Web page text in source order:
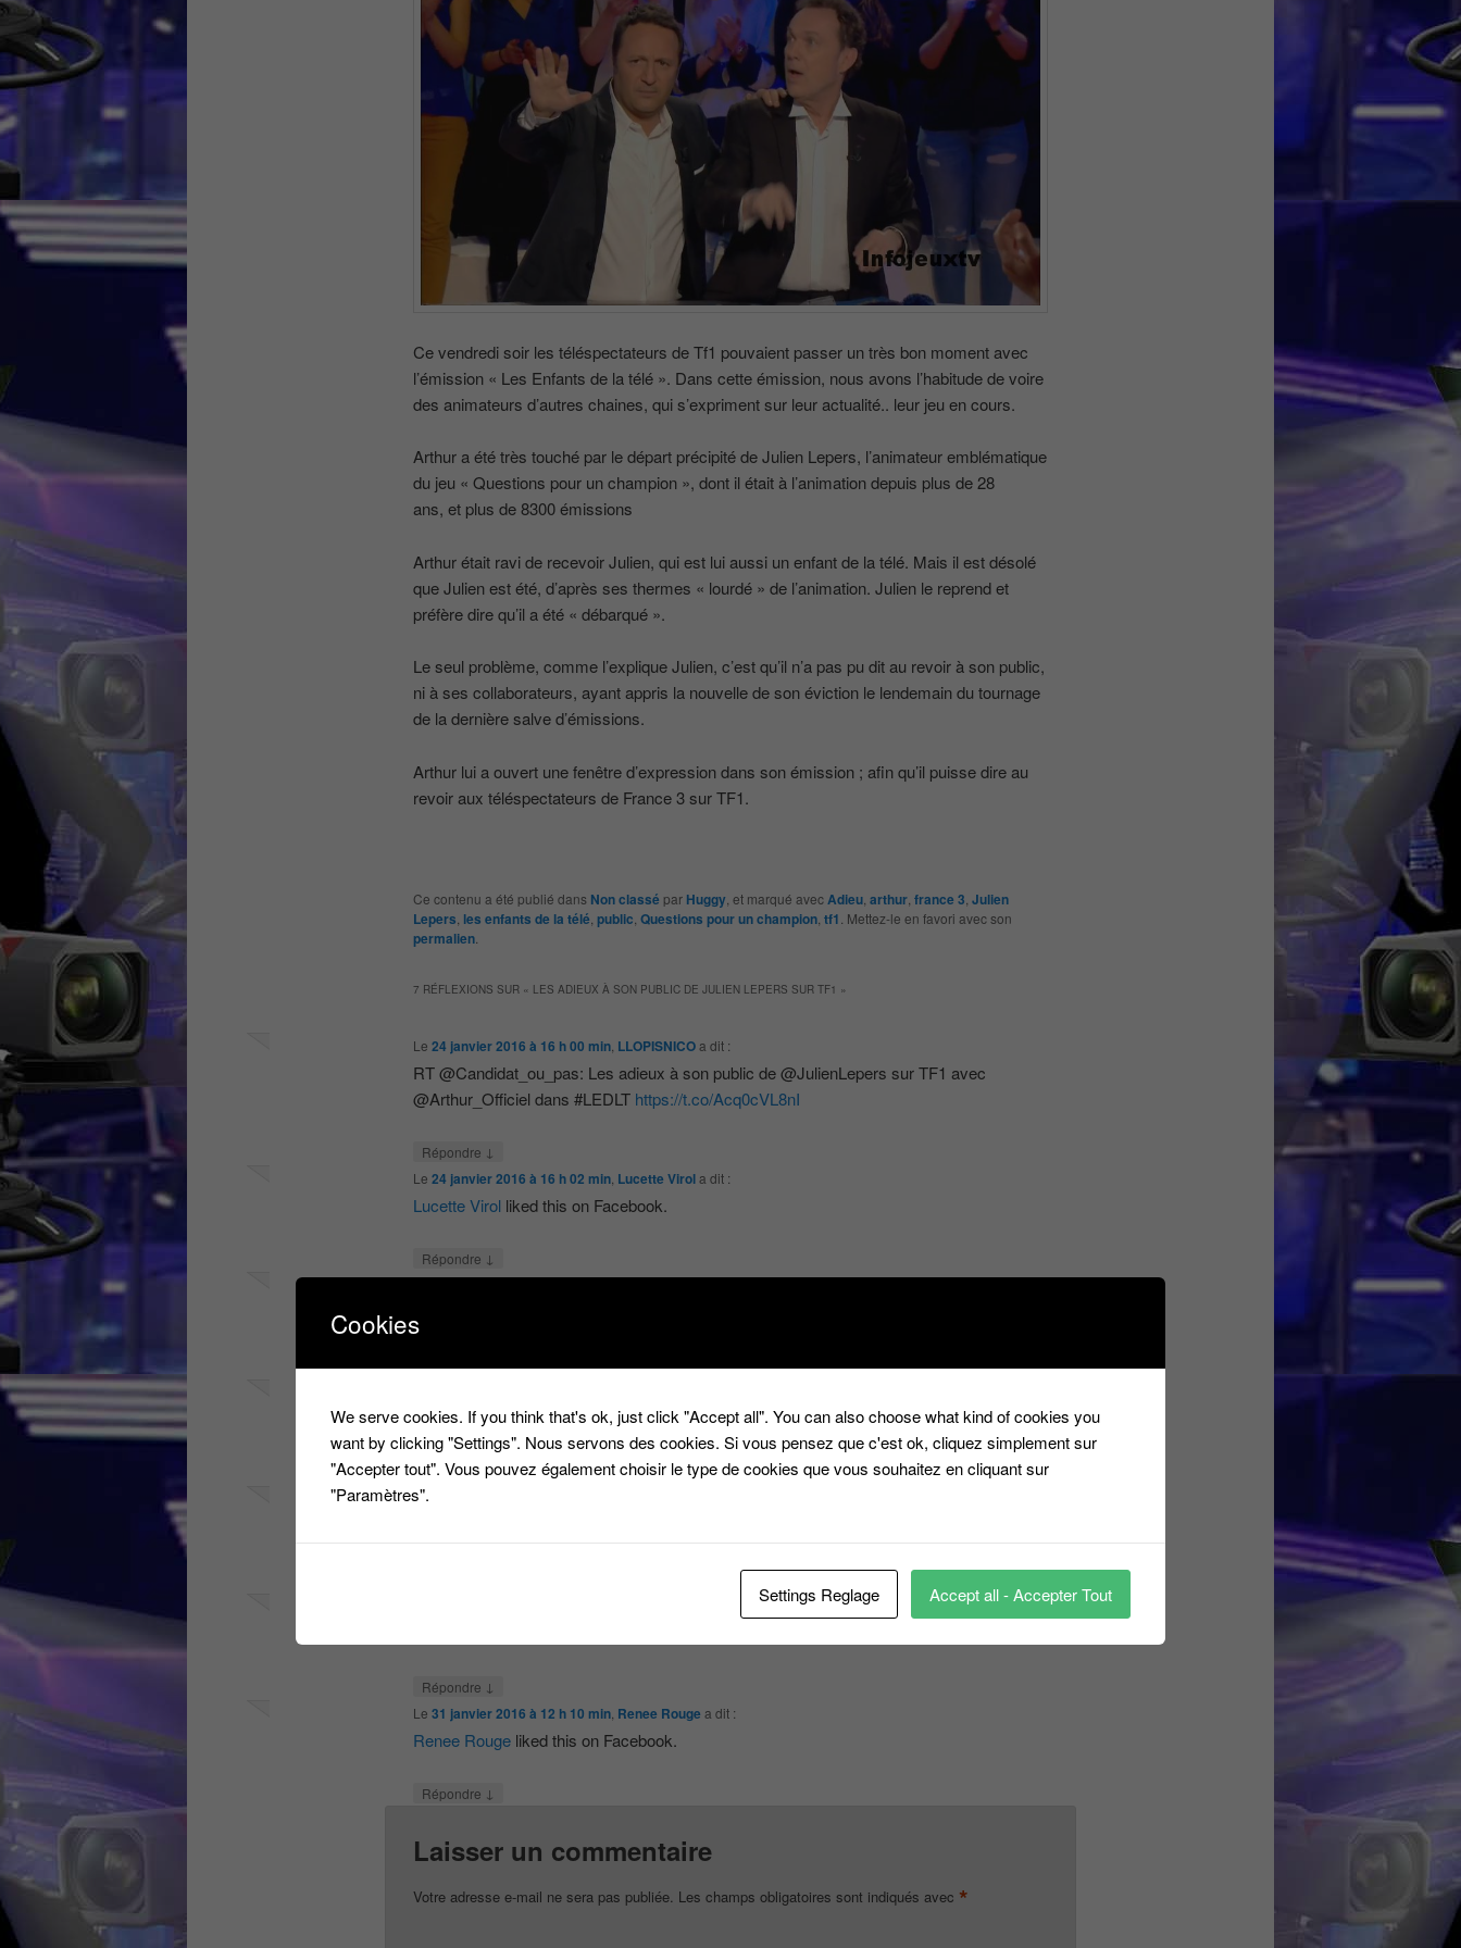
Ce vendredi soir les téléspectateurs de Tf1 pouvaient passer un très bon moment avec
l’émission « Les Enfants de la télé ». Dans cette émission, nous avons l’habitude de voire
des animateurs d’autres chaines, qui s’expriment sur leur actualité.. leur jeu en cours.
Arthur a été très touché par le départ précipité de Julien Lepers, l’animateur emblématique
du jeu « Questions pour un champion », dont il était à l’animation depuis plus de 28
ans, et plus de 8300 émissions
Arthur était ravi de recevoir Julien, qui est lui aussi un enfant de la télé. Mais il est désolé
que Julien est été, d’après ses thermes « lourdé » de l’animation. Julien le reprend et
préfère dire qu’il a été « débarqué ».
Le seul problème, comme l’explique Julien, c’est qu’il n’a pas pu dit au revoir à son public,
ni à ses collaborateurs, ayant appris la nouvelle de son éviction le lendemain du tournage
de la dernière salve d’émissions.
Arthur lui a ouvert une fenêtre d’expression dans son émission ; afin qu’il puisse dire au
revoir aux téléspectateurs de France 3 sur TF1.
Ce contenu a été publié dans Non classé par Huggy, et marqué avecAdieu, arthur, france 3 Julien
Lepers les enfants de la télé public Questions pour un champion, tf1 . Mettez-le en favori avec son
permalien.
7 RÉFLEXIONS SUR « LES ADIEUX À SON PUBLIC DE JULIEN LEPERS SUR TF1 »
Le 24 janvier 2016 à 16 h 00 min, LLOPISNICOa dit :
RT @Candidat_ou_pas: Les adieux à son public de @JulienLepers sur TF1 avec
@Arthur_Officiel dans #LEDLT https://t.co/Acq0cVL8nI
Répondre ↓
Le 24 janvier 2016 à 16 h 02 min, Lucette Virola dit :
Lucette Virol liked this on Facebook.
Répondre ↓
Répondre↓
Florian Pfisterliked this on Facebook.
Répondre ↓
Le
Répondre ↓
Le 31 janvier 2016 à 12 h 10 min, Renee Rouge a dit :
Renee Rougeliked this on Facebook.
Répondre ↓
Laisser un commentaire
Votre adresse e-mail ne sera pas publiée. Les champs obligatoires sont indiqués avec *
Cookies
We serve cookies. If you think that's ok, just click "Accept all". You can also choose what kind of cookies you
want by clicking "Settings". Nous servons des cookies. Si vous pensez que c'est ok, cliquez simplement sur
"Accepter tout". Vous pouvez également choisir le type de cookies que vous souhaitez en cliquant sur
"Paramètres".
Settings Reglage Accept all - Accepter Tout